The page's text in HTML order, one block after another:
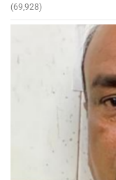
(69,928)